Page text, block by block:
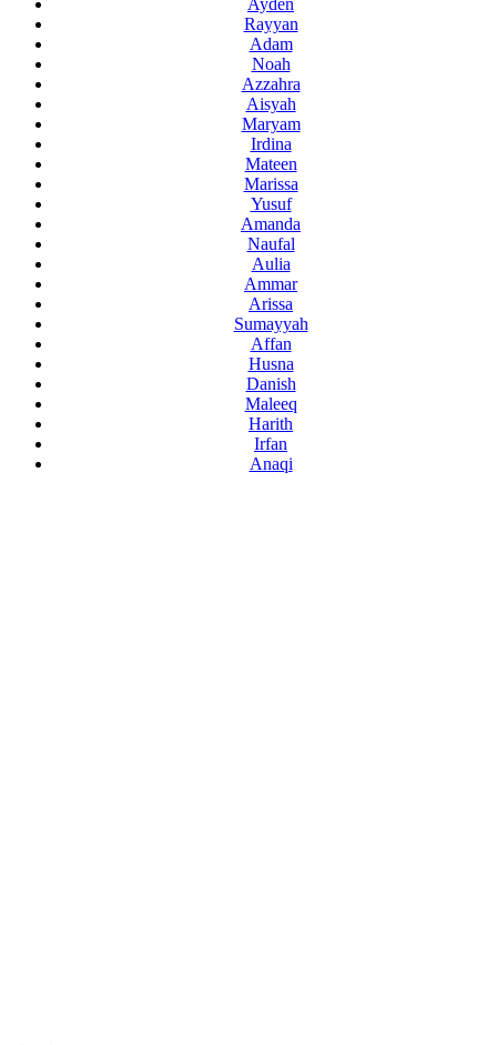
Rayyan
Adam
Noah
Azzahra
Aisyah
Maryam
Irdina
Mateen
Marissa
Yusuf
Amanda
Naufal
Aulia
Ammar
Arissa
Sumayyah
Affan
Husna
Danish
Maleeq
Harith
Irfan
Anaqi